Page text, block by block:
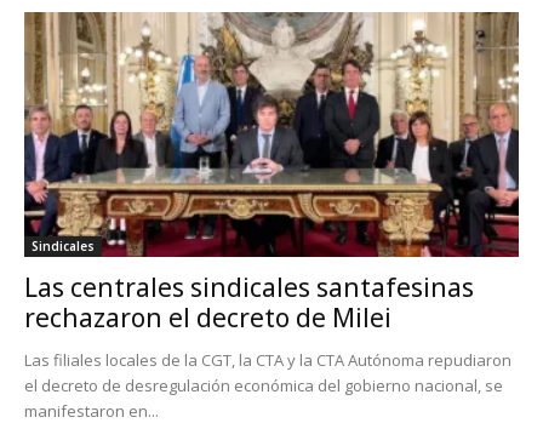
Sindicales
Las centrales sindicales santafesinas
rechazaron el decreto de Milei
Las filiales locales de la CGT, la CTA y la CTA Autónoma repudiaron
el decreto de desregulación económica del gobierno nacional, se
manifestaron en...